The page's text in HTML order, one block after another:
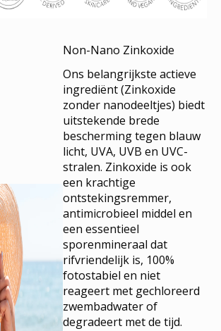
Non-Nano Zinkoxide
Ons belangrijkste actieve
ingrediënt (Zinkoxide
zonder nanodeeltjes) biedt
uitstekende brede
bescherming tegen blauw
licht, UVA, UVB en UVC-
stralen. Zinkoxide is ook
een krachtige
ontstekingsremmer,
antimicrobieel middel en
een essentieel
sporenmineraal dat
rifvriendelijk is, 100%
fotostabiel en niet
reageert met gechloreerd
zwembadwater of
degradeert met de tijd.